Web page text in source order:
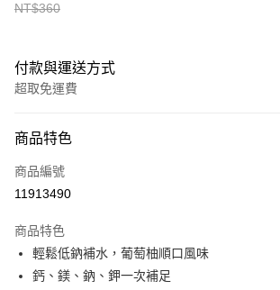
NT$360
付款與運送方式
超取免運費
全家線上支付
超商取貨付款
運送方式
全家取貨付款
免運費
商品特色
商品編號
11913490
商品特色
輕鬆低鈉補水，葡萄柚順口風味
鈣、鎂、鈉、鉀一次補足